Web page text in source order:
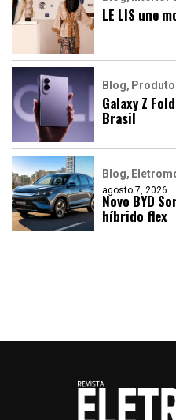
LE LIS une
Blog
Galaxy Z
Brasil
Blog
agosto 7, 2026
Novo BYD
híbrido flex